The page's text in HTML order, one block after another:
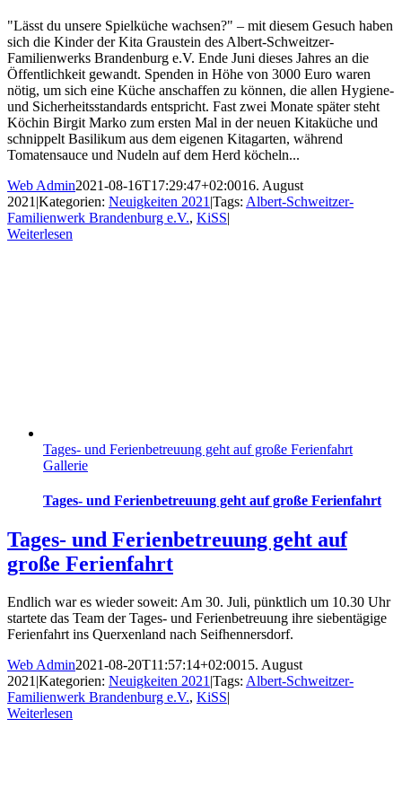
"Lässt du unsere Spielküche wachsen?" – mit diesem Gesuch haben
sich die Kinder der Kita Graustein des Albert-Schweitzer-
Familienwerks Brandenburg e.V. Ende Juni dieses Jahres an die
Öffentlichkeit gewandt. Spenden in Höhe von 3000 Euro waren
nötig, um sich eine Küche anschaffen zu können, die allen Hygiene-
und Sicherheitsstandards entspricht. Fast zwei Monate später steht
Köchin Birgit Marko zum ersten Mal in der neuen Kitaküche und
schnippelt Basilikum aus dem eigenen Kitagarten, während
Tomatensauce und Nudeln auf dem Herd köcheln...
Web Admin2021-08-16T17:29:47+02:0016. August
2021 |Kategorien: Neuigkeiten 2021 |Tags: Albert-Schweitzer-
Familienwerk Brandenburg e.V., KiSS|
Weiterlesen
Tages- und Ferienbetreuung geht auf große Ferienfahrt
Gallerie
Tages- und Ferienbetreuung geht auf große Ferienfahrt
Tages- und Ferienbetreuung geht auf
große Ferienfahrt
Endlich war es wieder soweit: Am 30. Juli, pünktlich um 10.30 Uhr
startete das Team der Tages- und Ferienbetreuung ihre siebentägige
Ferienfahrt ins Querxenland nach Seifhennersdorf.
Web Admin2021-08-20T11:57:14+02:0015. August
2021 |Kategorien: Neuigkeiten 2021 |Tags: Albert-Schweitzer-
Familienwerk Brandenburg e.V., KiSS|
Weiterlesen